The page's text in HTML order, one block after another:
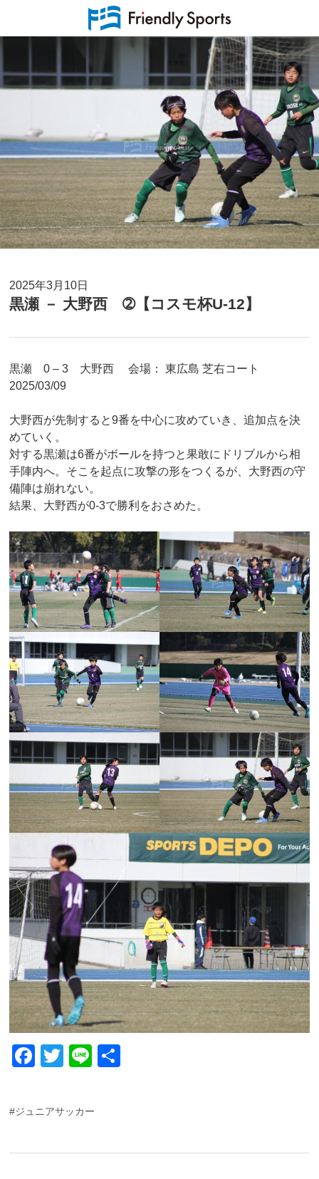
2025年3月10日
黒瀬 － 大野西 ➁【コスモ杯U-12】
黒瀬 0 – 3 大野西 会場： 東広島 芝右コート
2025/03/09
大野西が先制すると9番を中心に攻めていき、追加点を決
めていく。
対する黒瀬は6番がボールを持つと果敢にドリブルから相
手陣内へ。そこを起点に攻撃の形をつくるが、大野西の守
備陣は崩れない。
結果、大野西が0-3で勝利をおさめた。
F
c
e
b
T
er
Li
#ジュニアサッカー